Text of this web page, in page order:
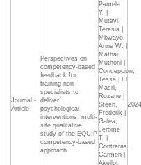
Journal -
Article
Perspectives on
competency-based
feedback for
training non-
specialists to
deliver
psychological
interventions: multi-
site qualitative
study of the EQUIP
competency-based
approach
Pamela
Y. |
Mutavi,
Teresia |
Mbwayo,
Anne W. |
Mathai,
Muthoni |
Concepcion,
Tessa | El
Masri,
Rozane |
Steen,
Frederik |
Galea,
Jerome
T. |
Contreras,
Carmen |
Akellot,
2024